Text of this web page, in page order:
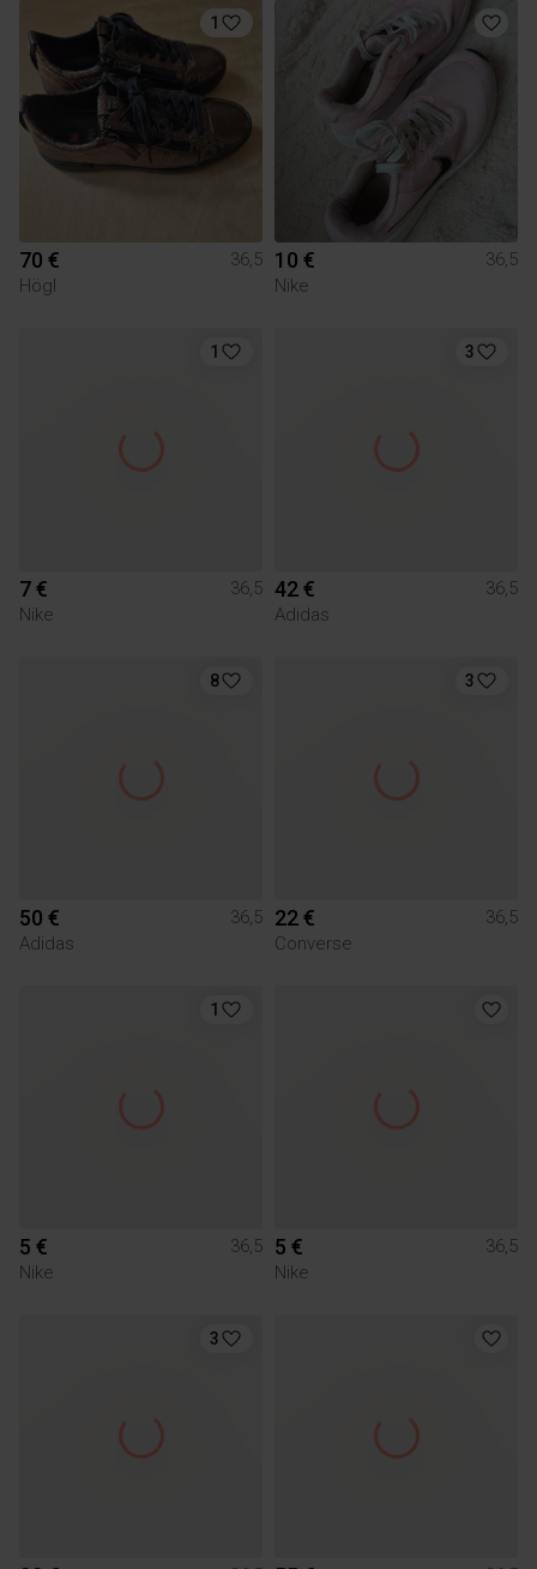
1
70 €
36,5
Högl
10 €
36,5
Nike
1
7 €
36,5
Nike
3
42 €
36,5
Adidas
8
50 €
36,5
Adidas
3
22 €
36,5
Converse
1
5 €
36,5
Nike
5 €
36,5
Nike
3